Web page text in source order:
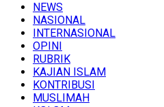
NEWS
NASIONAL
INTERNASIONAL
OPINI
RUBRIK
KAJIAN ISLAM
KONTRIBUSI
MUSLIMAH